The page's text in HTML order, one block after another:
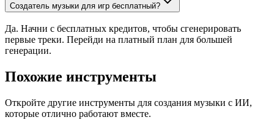
Создатель музыки для игр бесплатный?
Да. Начни с бесплатных кредитов, чтобы сгенерировать
первые треки. Перейди на платный план для большей
генерации.
Похожие инструменты
Откройте другие инструменты для создания музыки с ИИ,
которые отлично работают вместе.